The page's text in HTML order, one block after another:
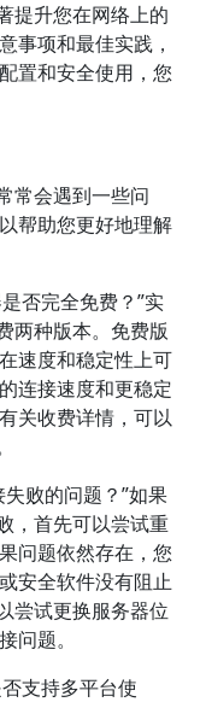
提升您在网络上的
事项和最佳实践，
置和安全使用，您
常会遇到一些问
帮助您更好地理解
否完全免费？”实
两种版本。免费版
速度和稳定性上可
连接速度和更稳定
关收费详情，可以
败的问题？”如果
，首先可以尝试重
问题依然存在，您
安全软件没有阻止
尝试更换服务器位
问题。
支持多平台使